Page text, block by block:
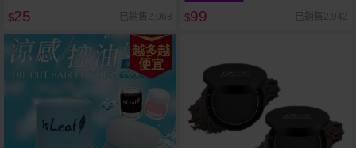
$25 已銷售2,068 $99 已銷售2,942
越多越
便宜